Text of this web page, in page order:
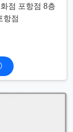
점 포항점 8층
항점